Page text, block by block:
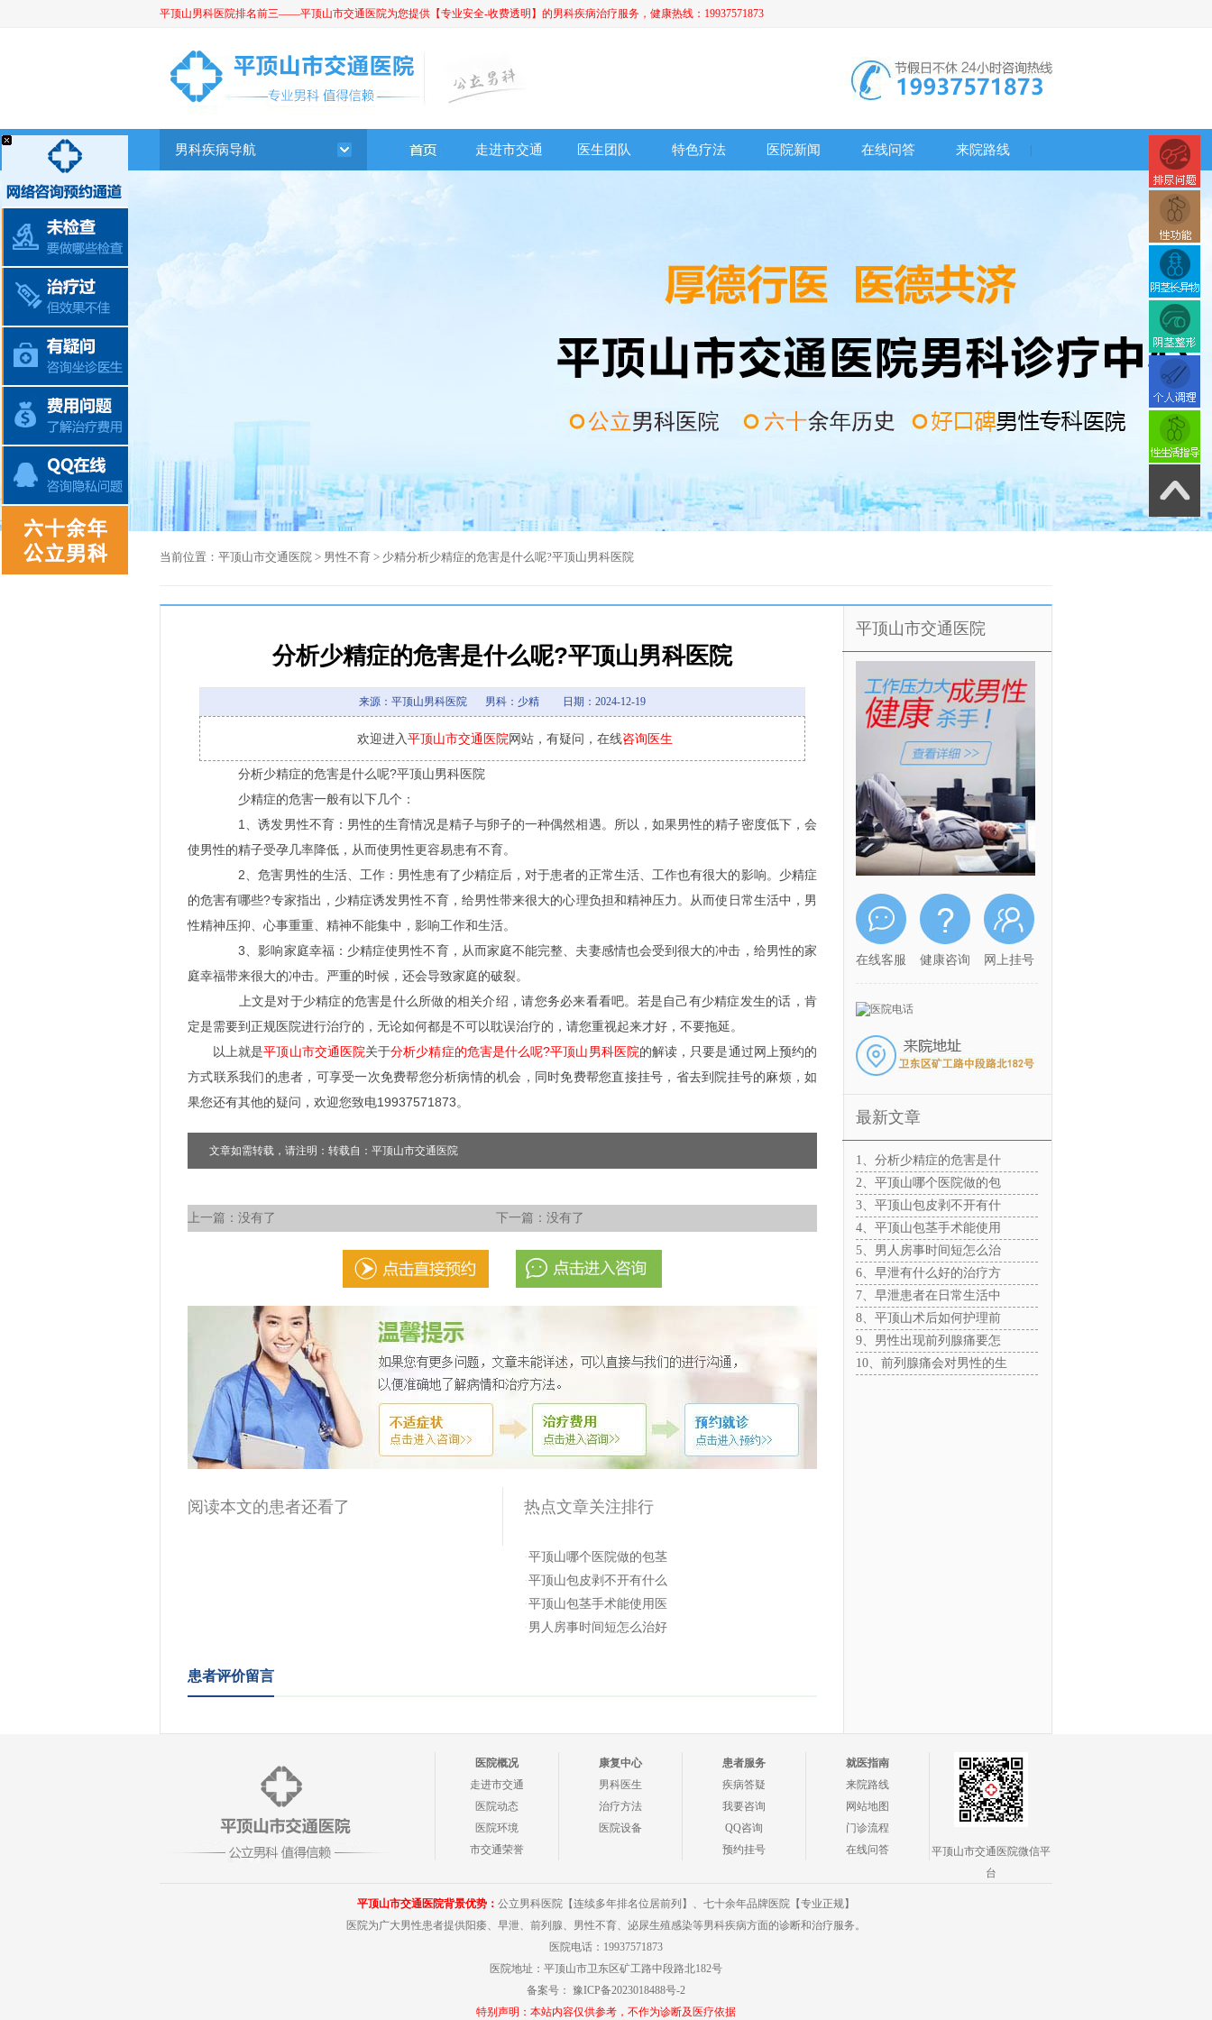
平顶山男科医院排名前三——平顶山市交通医院为您提供【专业安全-收费透明】的男科疾病治疗服务，健康热线：19937571873
男科疾病导航 走进市交通 医生团队 特色疗法 医院新闻 在线问答 来院路线
当前位置： 平顶山市交通医院 > 男性不育 > 少精分析少精症的危害是什么呢?平顶山男科医院
分析少精症的危害是什么呢?平顶山男科医院
来源：平顶山男科医院 男科：少精 日期：2024-12-19
欢迎进入平顶山市交通医院网站，有疑问，在线咨询医生
分析少精症的危害是什么呢?平顶山男科医院
少精症的危害一般有以下几个：
1、诱发男性不育：男性的生育情况是精子与卵子的一种偶然相遇。所以，如果男性的精子密度低下，会
使男性的精子受孕几率降低，从而使男性更容易患有不育。
2、危害男性的生活、工作：男性患有了少精症后，对于患者的正常生活、工作也有很大的影响。少精症
的危害有哪些?专家指出，少精症诱发男性不育，给男性带来很大的心理负担和精神压力。从而使日常生活中，男
性精神压抑、心事重重、精神不能集中，影响工作和生活。
3、影响家庭幸福：少精症使男性不育，从而家庭不能完整、夫妻感情也会受到很大的冲击，给男性的家
庭幸福带来很大的冲击。严重的时候，还会导致家庭的破裂。
上文是对于少精症的危害是什么所做的相关介绍，请您务必来看看吧。若是自己有少精症发生的话，肯
定是需要到正规医院进行治疗的，无论如何都是不可以耽误治疗的，请您重视起来才好，不要拖延。
以上就是平顶山市交通医院关于分析少精症的危害是什么呢?平顶山男科医院的解读，只要是通过网上预约的
方式联系我们的患者，可享受一次免费帮您分析病情的机会，同时免费帮您直接挂号，省去到院挂号的麻烦，如
果您还有其他的疑问，欢迎您致电19937571873。
文章如需转载，请注明：转载自：平顶山市交通医院
上一篇：没有了 下一篇：没有了
阅读本文的患者还看了 热点文章关注排行
·平顶山哪个医院做的包茎
·平顶山包皮剥不开有什么
·平顶山包茎手术能使用医
· 男人房事时间短怎么治好
患者评价留言
平顶山市交通医院
在线客服 健康咨询 网上挂号
最新文章
1、分析少精症的危害是什
2、平顶山哪个医院做的包
3、平顶山包皮剥不开有什
4、平顶山包茎手术能使用
5、男人房事时间短怎么治
6、早泄有什么好的治疗方
7、早泄患者在日常生活中
8、平顶山术后如何护理前
9、男性出现前列腺痛要怎
10、前列腺痛会对男性的生
医院概况
走进市交通
医院动态
医院环境
市交通荣誉
康复中心
男科医生
治疗方法
医院设备
患者服务
疾病答疑
我要咨询
QQ咨询
预约挂号
就医指南
来院路线
网站地图
门诊流程
在线问答
平顶山市交通医院微信平
台
平顶山市交通医院背景优势： 公立男科医院【连续多年排名位居前列】、七十余年品牌医院【专业正规】
医院为广大男性患者提供阳痿、早泄、前列腺、男性不育、泌尿生殖感染等男科疾病方面的诊断和治疗服务。
医院电话：19937571873
医院地址：平顶山市卫东区矿工路中段路北182号
备案号： 豫ICP备2023018488号-2
特别声明：本站内容仅供参考，不作为诊断及医疗依据